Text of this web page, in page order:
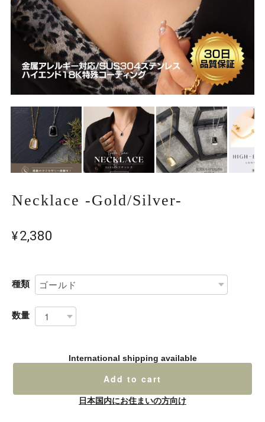
Necklace -Gold/Silver-
¥2,380
種類
数量
International shipping available
Add to cart
日本国内にお住まいの方向け